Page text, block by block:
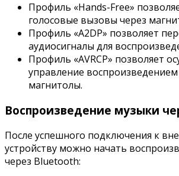
Профиль «Hands-Free»
голосовые вызовы через
Профиль «A2DP» позволяет
аудиосигналы для
Профиль «AVRCP» позволяет
управление
магнитолы.
Воспроизведение музыки
После успешного подключения к
устройству можно начать
через Bluetooth: